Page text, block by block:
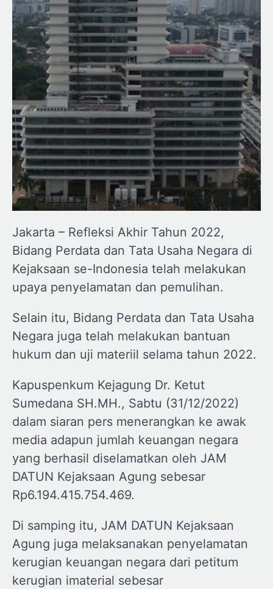
Jakarta – Refleksi Akhir Tahun 2022,
Bidang Perdata dan Tata Usaha Negara di
Kejaksaan se-Indonesia telah melakukan
upaya penyelamatan dan pemulihan.
Selain itu, Bidang Perdata dan Tata Usaha
Negara juga telah melakukan bantuan
hukum dan uji materiil selama tahun 2022.
Kapuspenkum Kejagung Dr. Ketut
Sumedana SH.MH., Sabtu (31/12/2022)
dalam siaran pers menerangkan ke awak
media adapun jumlah keuangan negara
yang berhasil diselamatkan oleh JAM
DATUN Kejaksaan Agung sebesar
Rp6.194.415.754.469.
Di samping itu, JAM DATUN Kejaksaan
Agung juga melaksanakan penyelamatan
kerugian keuangan negara dari petitum
kerugian imaterial sebesar